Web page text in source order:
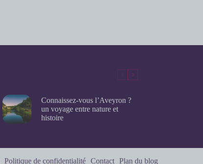
Connaissez-vous l’Aveyron ?
un voyage entre nature et
histoire
Politique de confidentialité Contact Plan du blog